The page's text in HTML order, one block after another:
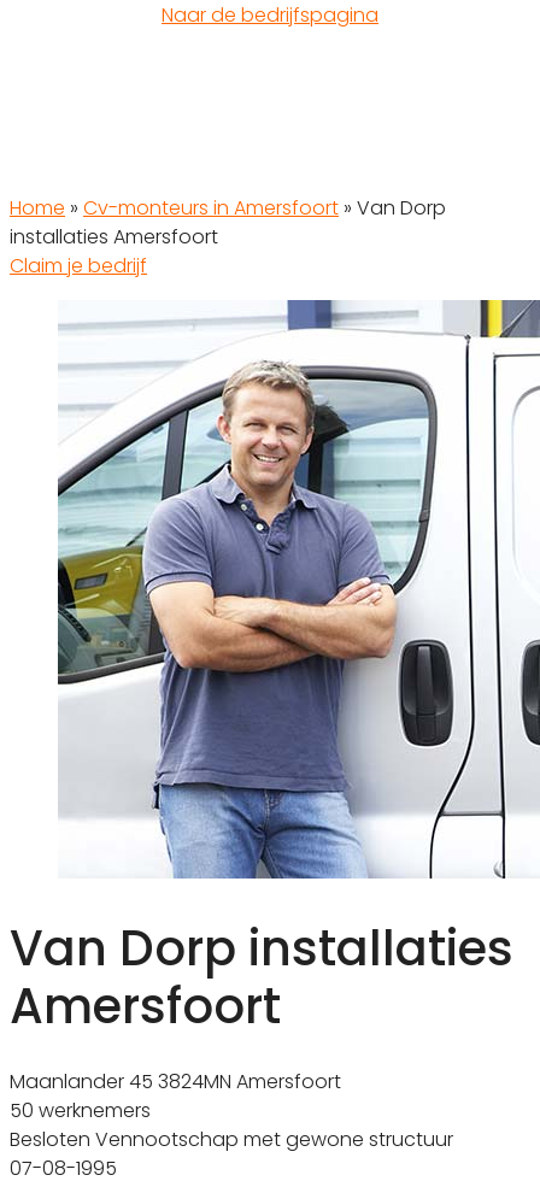
Naar de bedrijfspagina
Home » Cv-monteurs in Amersfoort » Van Dorp
installaties Amersfoort
Claim je bedrijf
Van Dorp installaties
Amersfoort
Maanlander 45 3824MN Amersfoort
50 werknemers
Besloten Vennootschap met gewone structuur
07-08-1995